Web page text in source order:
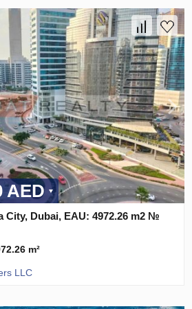
AED
City, Dubai, EAU: 4972.26 m2 №
m²
LLC